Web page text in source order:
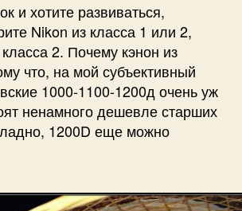
и хотите развиваться,
Nikon из класса 1 или 2,
2. Почему кэнон из
что, на мой субъективный
1000-1100-1200д очень уж
ненамного дешевле старших
1200D еще можно